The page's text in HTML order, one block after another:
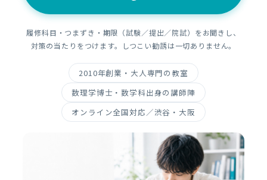
履修科目・つまずき・期限（試験／提出／院試）をお聞きし、
対策の当たりをつけます。しつこい勧誘は一切ありません。
2010年創業・大人専門の教室
数理学博士・数学科出身の講師陣
オンライン全国対応／渋谷・大阪